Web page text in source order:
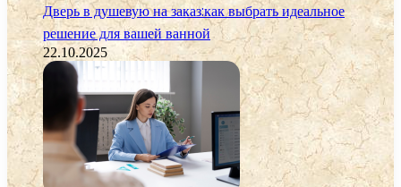
Дверь в душевую на заказ:как выбрать идеальное
решение для вашей ванной
22.10.2025